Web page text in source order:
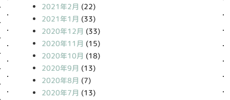
2021年2月 (22)
2021年1月 (33)
2020年12月 (33)
2020年11月 (15)
2020年10月 (18)
2020年9月 (13)
2020年8月 (7)
2020年7月 (13)